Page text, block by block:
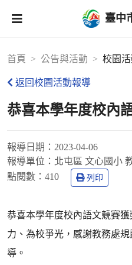
臺中
首頁 公告與活動 校園
返回校園活動報導
恭喜本學年度校內
報導日期： 2023-04-06
報導單位： 北屯區 文心國小
點閱數： 410 列印
恭喜本學年度校內語文競賽
力、為校爭光，感謝教務處
導。